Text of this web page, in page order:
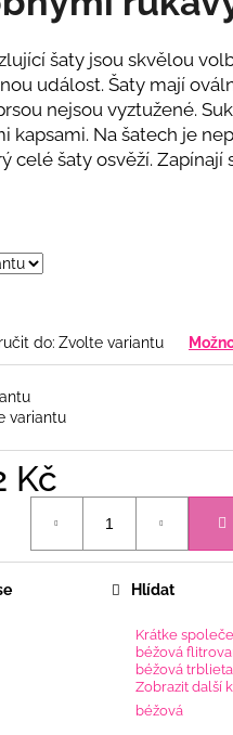
šaty jsou skvělou
událost. Šaty mají
nejsou vyztužené.
kapsami. Na šatech je
celé šaty osvěží. Zapínají
do: Zvolte variantu
variantu
Kč
Krátke
béžová
béžová
Zobrazit další
béžová
Hlídat